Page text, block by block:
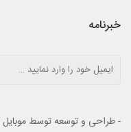
خبرنامه
- طراحی و توسعه توسط